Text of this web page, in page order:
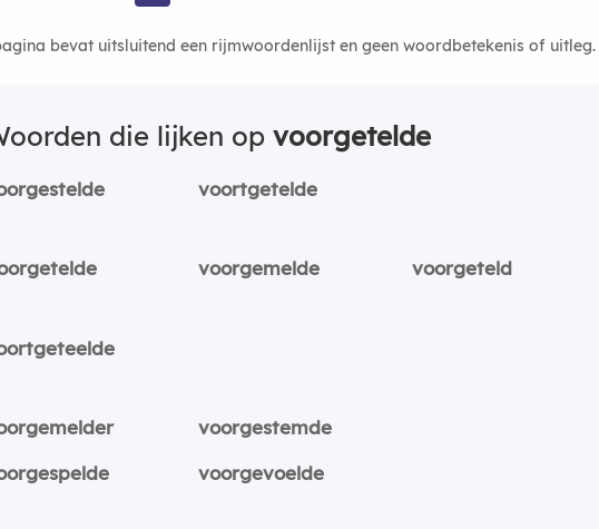
bevat uitsluitend een rijmwoordenlijst en geen woordbetekenis of uitleg.
die lijken op voorgetelde
voortgetelde
voorgemelde voorgeteld
voorgestemde
voorgevoelde